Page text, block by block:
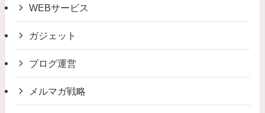
WEBサービス
ガジェット
ブログ運営
メルマガ戦略